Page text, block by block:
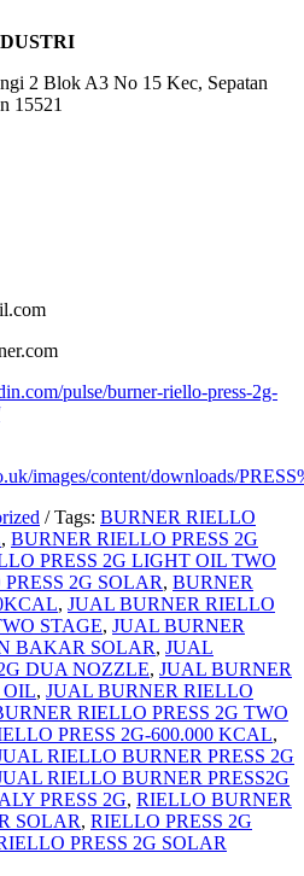
2 Blok A3 No 15 Kec, Sepatan
15521
pulse/burner-riello-press-2g-
images/content/downloads/
/ Tags: BURNER RIELLO
, BURNER RIELLO PRESS 2G
PRESS 2G LIGHT OIL TWO
2G SOLAR, BURNER
, JUAL BURNER RIELLO
STAGE, JUAL BURNER
BAKAR SOLAR, JUAL
DUA NOZZLE, JUAL BURNER
OIL, JUAL BURNER RIELLO
RIELLO PRESS 2G TWO
PRESS 2G-600.000 KCAL,
RIELLO BURNER PRESS 2G
RIELLO BURNER PRESS2G
PRESS 2G, RIELLO BURNER
SOLAR, RIELLO PRESS 2G
PRESS 2G SOLAR